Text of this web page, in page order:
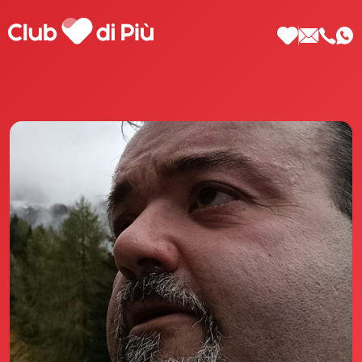
Scopri Club di Più
Le testimonianze Club di Più
La fondatrice Valeria Pilla
Annunci Donne
Agenzia matrimoniale Club di Più
Love Notebook